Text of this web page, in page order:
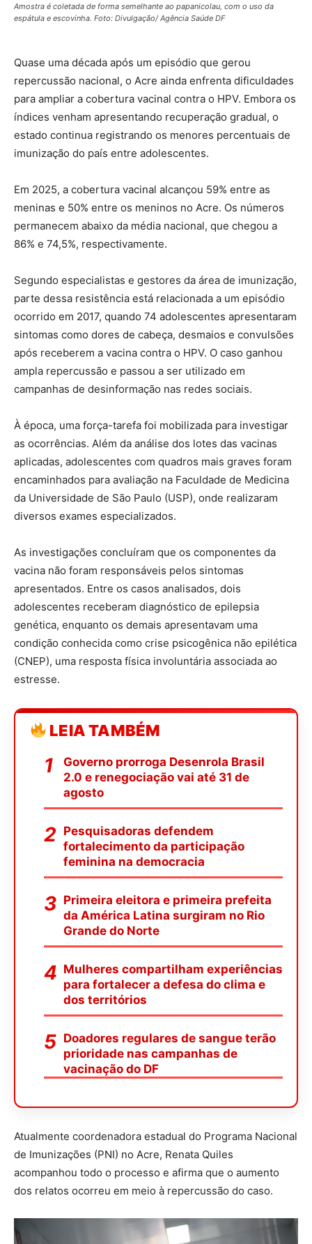
Amostra é coletada de forma semelhante ao papanicolau, com o uso da
espátula e escovinha. Foto: Divulgação/ Agência Saúde DF
Quase uma década após um episódio que gerou
repercussão nacional, o Acre ainda enfrenta dificuldades
para ampliar a cobertura vacinal contra o HPV. Embora os
índices venham apresentando recuperação gradual, o
estado continua registrando os menores percentuais de
imunização do país entre adolescentes.
Em 2025, a cobertura vacinal alcançou 59% entre as
meninas e 50% entre os meninos no Acre. Os números
permanecem abaixo da média nacional, que chegou a
86% e 74,5%, respectivamente.
Segundo especialistas e gestores da área de imunização,
parte dessa resistência está relacionada a um episódio
ocorrido em 2017, quando 74 adolescentes apresentaram
sintomas como dores de cabeça, desmaios e convulsões
após receberem a vacina contra o HPV. O caso ganhou
ampla repercussão e passou a ser utilizado em
campanhas de desinformação nas redes sociais.
À época, uma força-tarefa foi mobilizada para investigar
as ocorrências. Além da análise dos lotes das vacinas
aplicadas, adolescentes com quadros mais graves foram
encaminhados para avaliação na Faculdade de Medicina
da Universidade de São Paulo (USP), onde realizaram
diversos exames especializados.
As investigações concluíram que os componentes da
vacina não foram responsáveis pelos sintomas
apresentados. Entre os casos analisados, dois
adolescentes receberam diagnóstico de epilepsia
genética, enquanto os demais apresentavam uma
condição conhecida como crise psicogênica não epilética
(CNEP), uma resposta física involuntária associada ao
estresse.
LEIA TAMBÉM
Governo prorroga Desenrola Brasil
2.0 e renegociação vai até 31 de
agosto
Pesquisadoras defendem
fortalecimento da participação
feminina na democracia
Primeira eleitora e primeira prefeita
da América Latina surgiram no Rio
Grande do Norte
Mulheres compartilham experiências
para fortalecer a defesa do clima e
dos territórios
Doadores regulares de sangue terão
prioridade nas campanhas de
vacinação do DF
Atualmente coordenadora estadual do Programa Nacional
de Imunizações (PNI) no Acre, Renata Quiles
acompanhou todo o processo e afirma que o aumento
dos relatos ocorreu em meio à repercussão do caso.